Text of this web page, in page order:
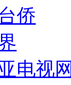
侨
电视网